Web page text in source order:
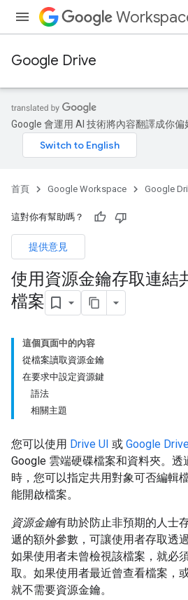
Google Drive
Google 會運用 AI 技術將內容翻譯成你偏
首頁 Google Workspace Google
這對你有幫助嗎？
提供意見
使用資源金鑰存取連結
檔案
這個頁面中的內容
從檔案讀取資源金鑰
在要求中設定資源鍵
語法
相關主題
您可以使用 Drive UI 或 Google
Google 雲端硬碟檔案和資料夾。透
時，您可以指定共用對象可否編輯
能開啟檔案。
資源金鑰有助於防止非預期的人士
遞的額外參數，可讓使用者存取透
如果使用者未曾檢視該檔案，就必
取。如果使用者最近曾查看檔案，
就不需要資源金鑰。